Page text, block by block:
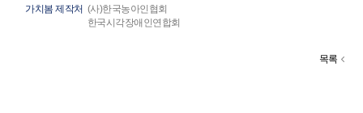
가치봄 제작처 (사)한국농아인협회
한국시각장애인연합회
목록